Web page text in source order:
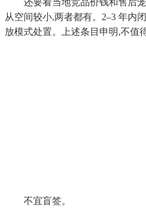
还要看当地竞品价钱和售后笼
从空间较小,两者都有。2–3 年内
放模式处置。上述条目申明,不值
不宜盲签。